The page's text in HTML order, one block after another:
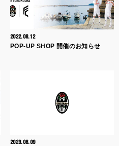
2022.08.12
POP-UP SHOP 開催のお知らせ
2023.08.09